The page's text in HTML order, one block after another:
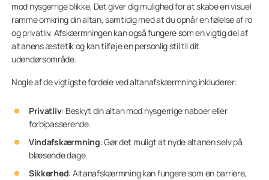
mod nysgerrige blikke. Det giver dig mulighed for at skabe en visuel
ramme omkring din altan, samtidig med at du opnår en følelse af ro
og privatliv. Afskærmningen kan også fungere som en vigtig del af
altanens æstetik og kan tilføje en personlig stil til dit
udendørsområde.
Nogle af de vigtigste fordele ved altanafskærmning inkluderer:
Privatliv: Beskyt din altan mod nysgerrige naboer eller
forbipasserende.
Vindafskærmning: Gør det muligt at nyde altanen selv på
blæsende dage.
Sikkerhed: Altanafskærmning kan fungere som en barriere,